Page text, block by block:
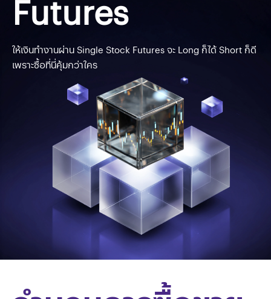
Futures
ให้เงินทำงานผ่าน Single Stock Futures จะ Long ก็ได้ Short ก็ดี
เพราะซื้อที่นี่คุ้มกว่าใคร